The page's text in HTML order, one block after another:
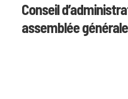
Conseil
assemblée